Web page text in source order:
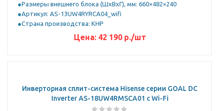
Размеры внешнего блока (ШхВхГ), мм: 660×482×240
Артикул: AS-13UW4RYRCA04_wifi
Страна производства: КНР
Цена: 42 190р./шт
Инверторная сплит-система Hisense серии GOAL DC
Inverter AS-18UW4RMSCA01 с Wi-Fi